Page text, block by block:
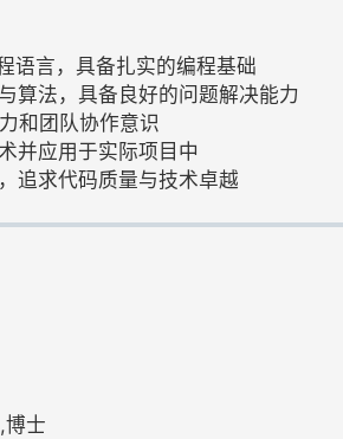
语言，具备扎实的编程基础
算法，具备良好的问题解决能力
和团队协作意识
并应用于实际项目中
追求代码质量与技术卓越
博士